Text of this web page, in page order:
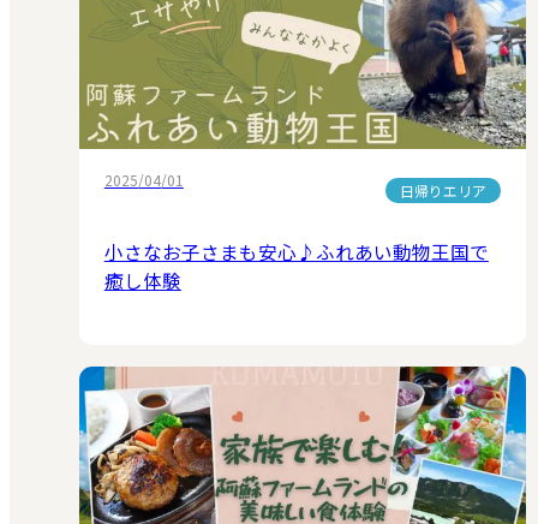
2025/04/01
日帰りエリア
小さなお子さまも安心♪ふれあい動物王国で
癒し体験